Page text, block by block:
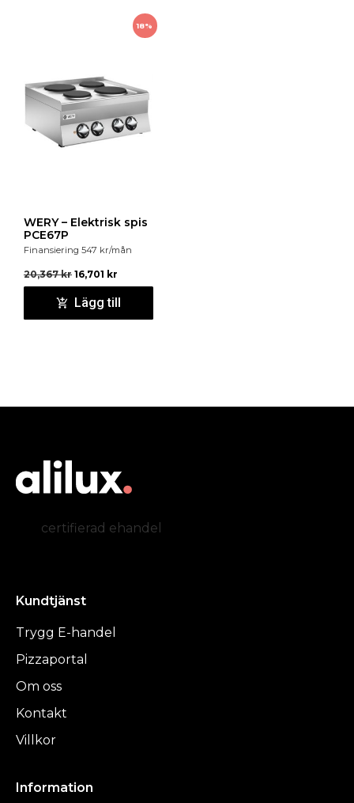
18%
WERY – Elektrisk spis
PCE67P
Finansiering 547 kr/mån
20,367kr 16,701 kr
Lägg till
certifierad ehandel
Kundtjänst
Trygg E-handel
Pizzaportal
Om oss
Kontakt
Villkor
Information